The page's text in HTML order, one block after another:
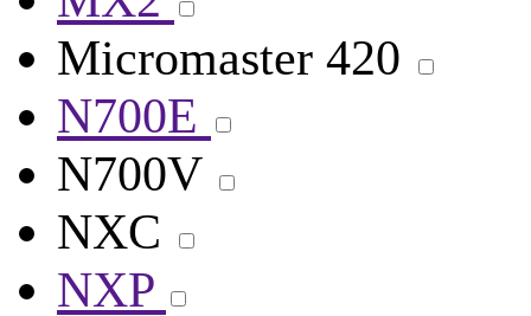
Micromaster 420
N700E
N700V
NXC
NXP